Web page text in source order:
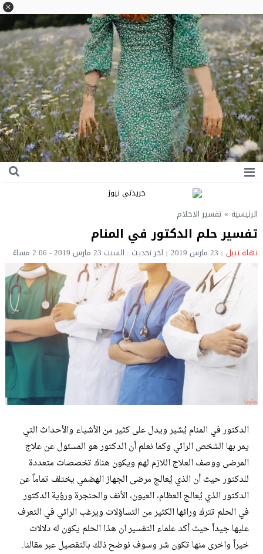
الرئيسية » تفسير الاحلام
تفسير حلم الدكتور في المنام
نهلة نبيل 23 مارس 2019 آخر تحديث : السبت 23 مارس 2019 - 2:06 مساءً
الدكتور في المنام يُشير ويدل على كثير من الأشياء والأحداث التي
يمر بها الشخص الرائي وكما نعلم أن الدكتور هو المسئول عن علاج
المرضى ووصف العلاج اللازم لهم ويكون هناك تخصصات متعددة
للدكتور حيث أن الذي يُعالج مرضى الجهاز الهضمي يختلف تماماً عن
الدكتور الذي يُعالج العظام، العيون، الأنف والحنجرة ورؤية الدكتور
في الحلم تترك ورائها الكثير من التساؤلات ويرغب الرائي في التعرف
عليها جيداً حيث أكد علماء التفسير ان هذا الحلم يكون له دلالات
خيراً واخرى منها تكون شر وسوف نوضح ذلك بالتفصيل عبر مقالنا.